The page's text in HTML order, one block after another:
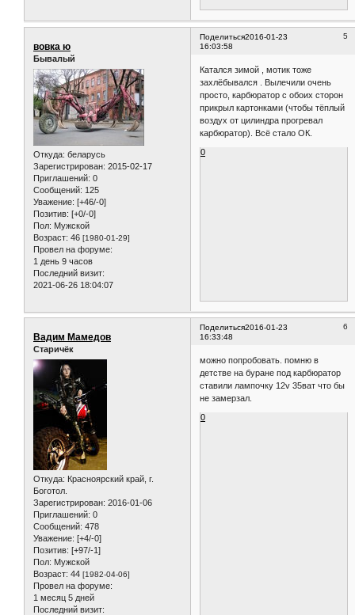
Поделиться 5
2016-01-23
16:03:58
вовка ю
Бывалый
Откуда: беларусь
Зарегистрирован: 2015-02-17
Приглашений: 0
Сообщений: 125
Уважение: [+46/-0]
Позитив: [+0/-0]
Пол: Мужской
Возраст: 46 [1980-01-29]
Провел на форуме:
1 день 9 часов
Последний визит:
2021-06-26 18:04:07
Катался зимой , мотик тоже
захлёбывался . Вылечили очень
просто, карбюратор с обоих сторон
прикрыл картонками (чтобы тёплый
воздух от цилиндра прогревал
карбюратор). Всё стало ОК.
0
Поделиться 6
2016-01-23
16:33:48
Вадим Мамедов
Старичёк
Откуда: Красноярский край, г.
Боготол.
Зарегистрирован: 2016-01-06
Приглашений: 0
Сообщений: 478
Уважение: [+4/-0]
Позитив: [+97/-1]
Пол: Мужской
Возраст: 44 [1982-04-06]
Провел на форуме:
1 месяц 5 дней
Последний визит:
можно попробовать. помню в
детстве на буране под карбюратор
ставили лампочку 12v 35ват что бы
не замерзал.
0